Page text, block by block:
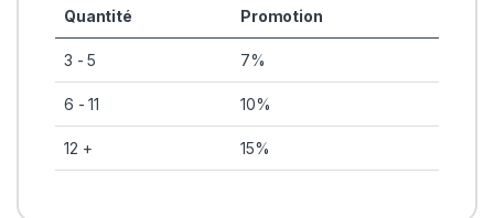
Quantité Promotion
3 - 5 7%
6 - 11 10%
12 + 15%